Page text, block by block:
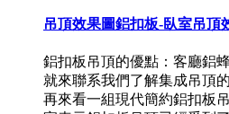
吊頂效果圖鋁扣板-臥室吊頂
鋁扣板吊頂的優點：客廳鋁
就來聯系我們了解集成吊頂
再來看一組現代簡約鋁扣板